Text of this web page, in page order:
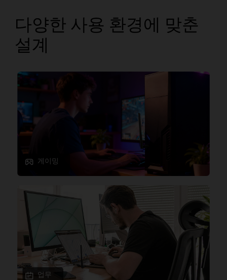
다양한 사용 환경에 맞춘
설계
게이밍
업무